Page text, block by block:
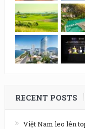
RECENT POSTS
Việt Nam leo lên